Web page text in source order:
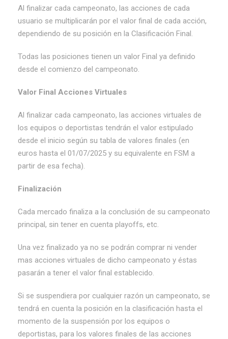
Al finalizar cada campeonato, las acciones de cada
usuario se multiplicarán por el valor final de cada acción,
dependiendo de su posición en la Clasificación Final.
Todas las posiciones tienen un valor Final ya definido
desde el comienzo del campeonato.
Valor Final Acciones Virtuales
Al finalizar cada campeonato, las acciones virtuales de
los equipos o deportistas tendrán el valor estipulado
desde el inicio según su tabla de valores finales (en
euros hasta el 01/07/2025 y su equivalente en FSM a
partir de esa fecha).
Finalización
Cada mercado finaliza a la conclusión de su campeonato
principal, sin tener en cuenta playoffs, etc.
Una vez finalizado ya no se podrán comprar ni vender
mas acciones virtuales de dicho campeonato y éstas
pasarán a tener el valor final establecido.
Si se suspendiera por cualquier razón un campeonato, se
tendrá en cuenta la posición en la clasificación hasta el
momento de la suspensión por los equipos o
deportistas, para los valores finales de las acciones